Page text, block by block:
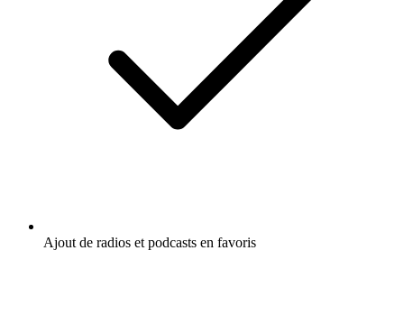
Ajout de radios et podcasts en favoris